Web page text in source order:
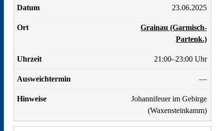
23.06.2025
Grainau (Garmisch-
Partenk.)
21:00–23:00 Uhr
—
Johannifeuer im Gebirge
(Waxensteinkamm)